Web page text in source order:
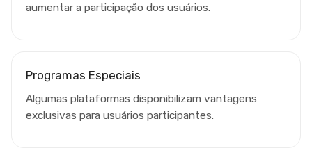
aumentar a participação dos usuários.
Programas Especiais
Algumas plataformas disponibilizam vantagens
exclusivas para usuários participantes.